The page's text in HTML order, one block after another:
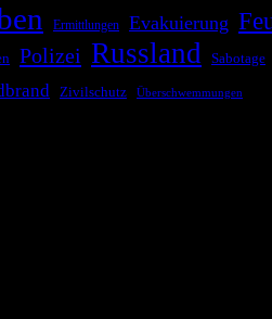
Ermittlungen Evakuierung
Polizei Russland Sabotage
Zivilschutz Überschwemmungen